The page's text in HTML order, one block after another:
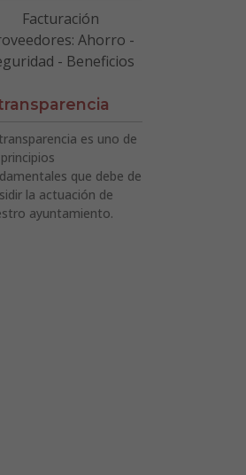
Facturación
Ahorro -
- Beneficios
es uno de
que debe de
la actuación de
ayuntamiento.